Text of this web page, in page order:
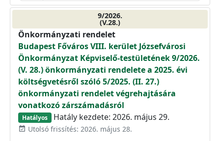
9/2026.
(V.28.)
Önkormányzati rendelet
Budapest Főváros VIII. kerület Józsefvárosi
Önkormányzat Képviselő-testületének 9/2026.
(V. 28.) önkormányzati rendelete a 2025. évi
költségvetésről szóló 5/2025. (II. 27.)
önkormányzati rendelet végrehajtására
vonatkozó zárszámadásról
Hatályos Hatály kezdete: 2026. május 29.
event_available Utolsó frissítés: 2026. május 28.